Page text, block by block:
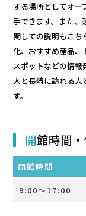
アクセ
お問
する場所としてオ
手できます。また、
関しての説明もこ
化、おすすめ産品
スポットなどの情報
人と長崎に訪れる人
す。
開館時間
開館時間
9:00～17:00